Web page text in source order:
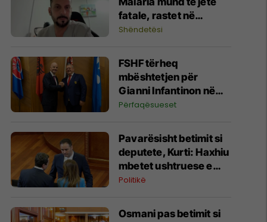
fatale, rastet në
Kosovë janë të
Shëndetësi
FSHF tërheq
mbështetjen për
Gianni Infantinon në
garën për president të
Përfaqësueset
Pavarësisht betimit si
deputete, Kurti: Haxhiu
mbetet ushtruese e
detyrës së presidentes
Politikë
Osmani pas betimit si